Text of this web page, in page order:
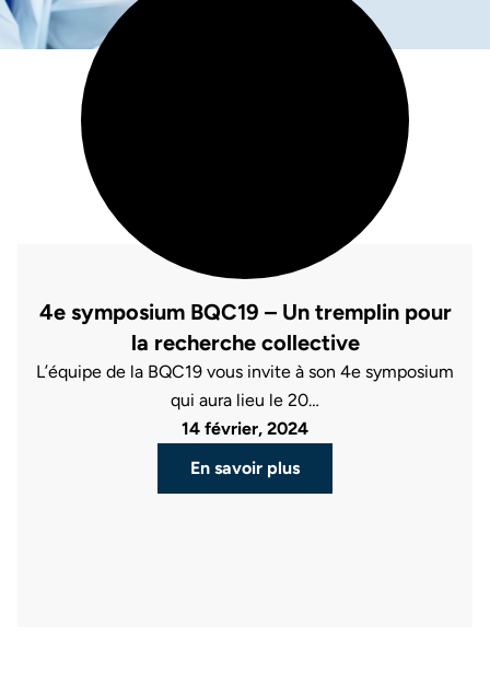
4e symposium BQC19 – Un tremplin pour
la recherche collective
L’équipe de la BQC19 vous invite à son 4e symposium
qui aura lieu le 20…
14 février, 2024
En savoir plus